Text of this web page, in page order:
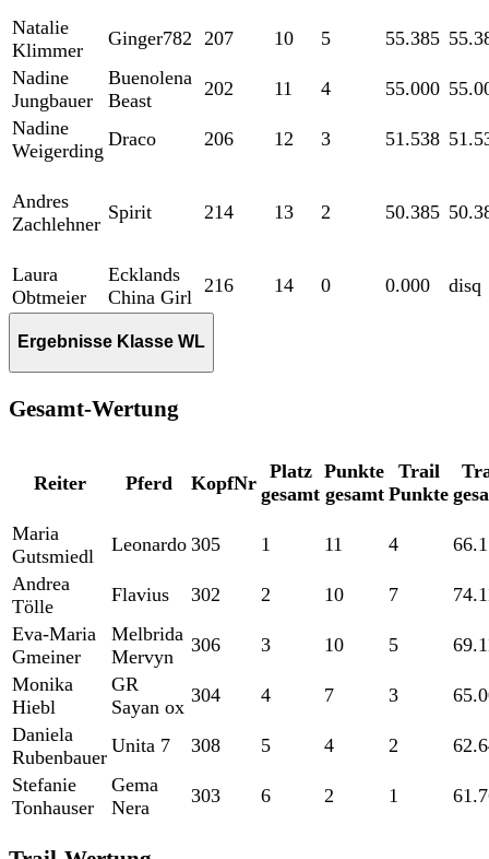
Natalie
Klimmer
Ginger782 207 10 5 55.385
Nadine
Jungbauer
Buenolena
Beast
202 11 4 55.000
Nadine
Weigerding
Draco 206 12 3 51.538
Andres
Zachlehner
Spirit 214 13 2 50.385
Laura
Obtmeier
Ecklands
China Girl
216 14 0 0.000 disq
Ergebnisse Klasse WL
Gesamt-Wertung
Reiter Pferd KopfNr
Platz
gesamt
Punkte
gesamt
Trail
Punkte
Maria
Gutsmiedl
Leonardo 305 1 11 4
Andrea
Tölle
Flavius 302 2 10 7
Eva-Maria
Gmeiner
Melbrida
Mervyn
306 3 10 5
Monika
Hiebl
GR
Sayan ox
304 4 7 3
Daniela
Rubenbauer
Unita 7 308 5 4 2
Stefanie
Tonhauser
Gema
Nera
303 6 2 1